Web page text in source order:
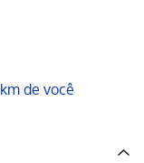
km de você